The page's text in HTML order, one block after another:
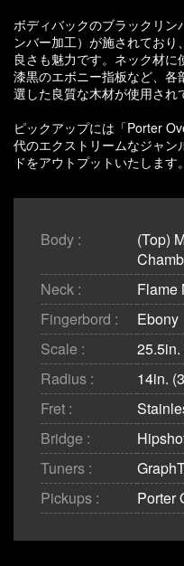
ボディバックのブラックリン
ンバー加工）が施されてお
良さも魅力です。ネック材
漆黒のエボニー指板など、
選した良質な木材が使用され
ピックアップには「Porter
代のエクストリームなジャ
ドをアウトプットいたします。
Body :
(Top)
Neck :
Flame
Fingerbord :
Ebony
Scale :
Radius :
14in.
Fret :
Bridge :
Tuners :
Pickups :
Porter